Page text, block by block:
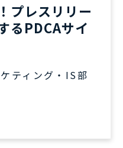
プレスリリー
るPDCAサイ
ティング・IS部